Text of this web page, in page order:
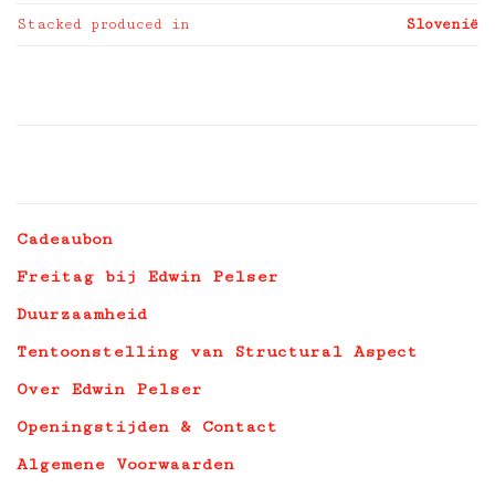
Stacked produced in Slovenië
Cadeaubon
Freitag bij Edwin Pelser
Duurzaamheid
Tentoonstelling van Structural Aspect
Over Edwin Pelser
Openingstijden & Contact
Algemene Voorwaarden